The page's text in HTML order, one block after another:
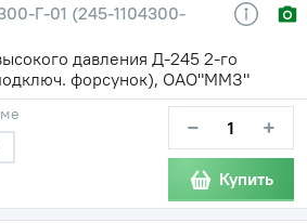
Г-01 (245-1104300-
давления Д-245 2-го
форсунок), ОАО"ММЗ"
− +
Купить